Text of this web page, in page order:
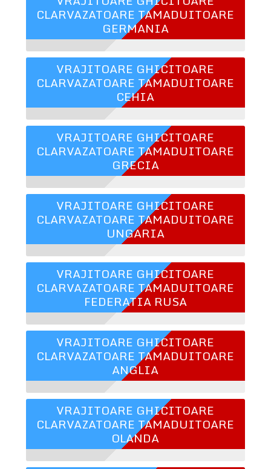
CLARVAZATOARE TAMADUITOARE
GERMANIA
VRAJITOARE GHICITOARE
CLARVAZATOARE TAMADUITOARE
CEHIA
VRAJITOARE GHICITOARE
CLARVAZATOARE TAMADUITOARE
GRECIA
VRAJITOARE GHICITOARE
CLARVAZATOARE TAMADUITOARE
UNGARIA
VRAJITOARE GHICITOARE
CLARVAZATOARE TAMADUITOARE
FEDERATIA RUSA
VRAJITOARE GHICITOARE
CLARVAZATOARE TAMADUITOARE
ANGLIA
VRAJITOARE GHICITOARE
CLARVAZATOARE TAMADUITOARE
OLANDA